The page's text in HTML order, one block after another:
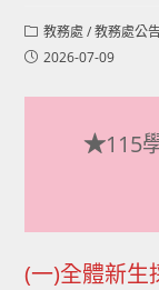
Post
category:
教務處 / 教務處公
Post2026-07-09
★115
(一)全體新生